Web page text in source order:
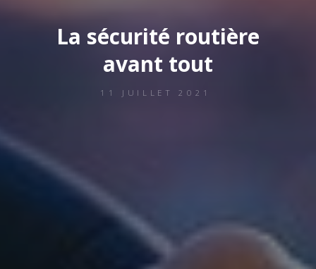
La sécurité routière
avant tout
11 JUILLET 2021